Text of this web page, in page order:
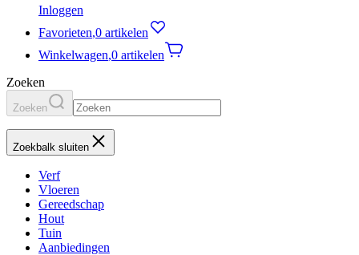
Inloggen
Favorieten,0 artikelen
Winkelwagen,0 artikelen
Zoeken
Zoeken
Zoekbalk sluiten
Verf
Vloeren
Gereedschap
Hout
Tuin
Aanbiedingen